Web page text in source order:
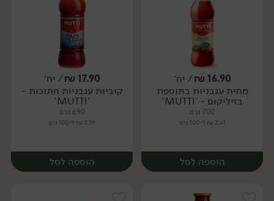
יח׳ יח׳
16.90
₪/ יח׳
מחית עגבניות בתוספת
בזיליקום - 'MUTTI'
700 גרם
2.41 ₪ ל-100 גרם
הוספה לסל
17.90
₪/ יח׳
קוביות עגבניות חתוכות -
'MUTTI'
690 גרם
2.59 ₪ ל-100 גרם
הוספה לסל